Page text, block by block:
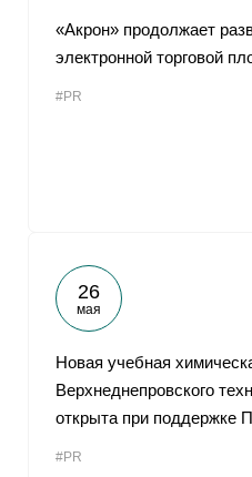
«Акрон» продолжает
электронной торговой
#PR
26
мая
Новая учебная
Верхнеднепровского
открыта при поддержке
#PR